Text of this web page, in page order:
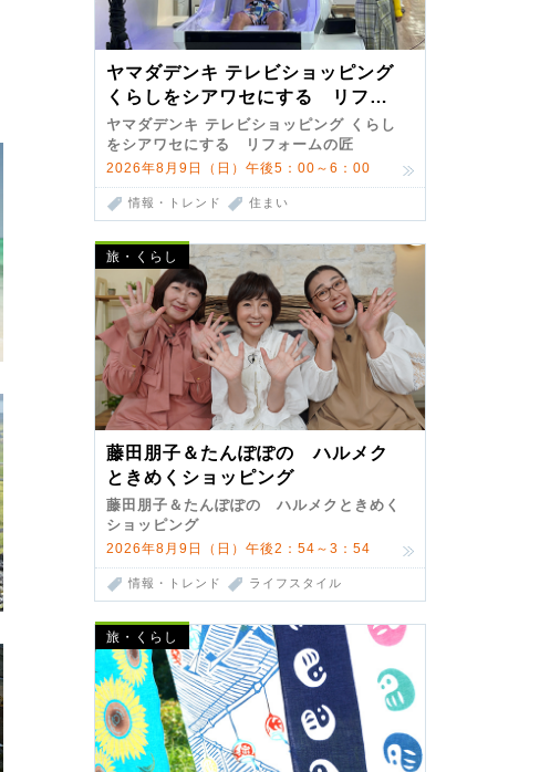
ヤマダデンキ テレビショッピング
くらしをシアワセにする リフォ
ームの匠 第7弾
ヤマダデンキ テレビショッピング くらし
をシアワセにする リフォームの匠
2026年8月9日（日）午後5：00～6：00
情報・トレンド 住まい
旅・くらし
藤田朋子＆たんぽぽの ハルメク
ときめくショッピング
藤田朋子＆たんぽぽの ハルメクときめく
ショッピング
2026年8月9日（日）午後2：54～3：54
情報・トレンド ライフスタイル
旅・くらし